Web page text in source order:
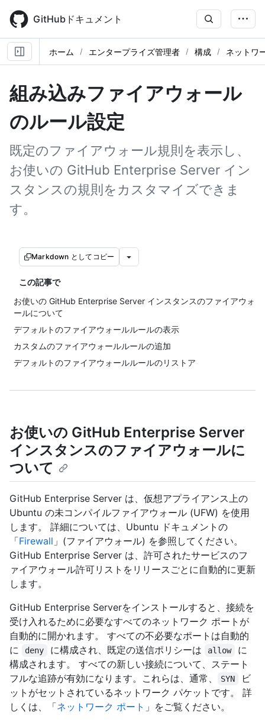
main
content
GitHubドキュメント
ホーム エンタープライズ管理者 構成 ネットワ
組み込みファイアウォール
のルール設定
既定のファイアウォール規則を表示し、
お使いの GitHub Enterprise Server イン
スタンスの規則をカスタマイズできま
す。
Markdown としてコピー
この記事で
お使いの GitHub Enterprise Server インスタンスのファイアウォ
ールについて
デフォルトのファイアウォールルールの表示
カスタムのファイアウォールルールの追加
デフォルトのファイアウォールルールのリストア
お使いの GitHub Enterprise Server
インスタンスのファイアウォールに
ついて
GitHub Enterprise Server は、仮想アプライアンス上の
Ubuntu の未コンパイルファイアウォール (UFW) を使用
します。 詳細については、Ubuntu ドキュメントの
「Firewall 」(ファイアウォール) を参照してください。
GitHub Enterprise Server は、許可されたサービスのフ
ァイアウォール許可リストをリリースごとに自動的に更新
します。
GitHub Enterprise Serverをインストールすると、接続を
受け入れるために必要なすべてのネットワーク ポートが
自動的に開かれます。 すべての不必要なポートは自動的
に
deny に構成され、既定の送信ポリシーは allow
に
構成されます。 すべての新しい接続について、ステート
フルな追跡が有効になります。これらは、通常、
SYN
ビ
ットがセットされているネットワーク パケットです。 詳
しくは、「ネットワーク ポート 」をご覧ください。